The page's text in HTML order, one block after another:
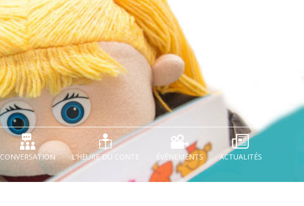
CONVERSATION L’HEURE DU CONTE ÉVÈNEMENTS ACTUALITÉS